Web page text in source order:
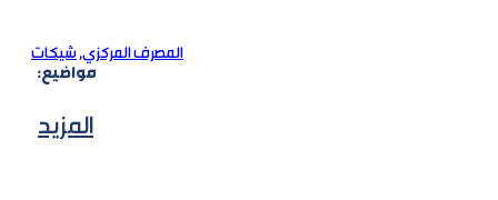
المصرف المركزي,شيكات
مواضيع:
المزيد